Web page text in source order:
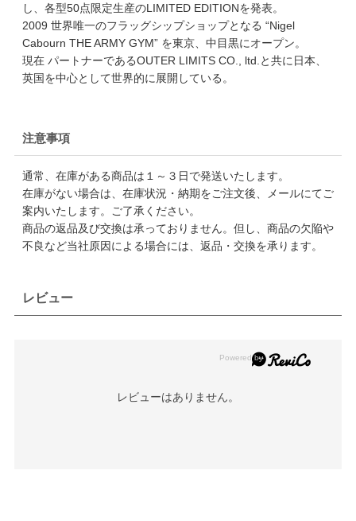
し、各型50点限定生産のLIMITED EDITIONを発表。
2009 世界唯一のフラッグシップショップとなる “Nigel
Cabourn THE ARMY GYM” を東京、中目黒にオープン。
現在 パートナーであるOUTER LIMITS CO., ltd.と共に日本、
英国を中心として世界的に展開している。
注意事項
通常、在庫がある商品は１～３日で発送いたします。
在庫がない場合は、在庫状況・納期をご注文後、メールにてご
案内いたします。ご了承ください。
商品の返品及び交換は承っておりません。但し、商品の欠陥や
不良など当社原因による場合には、返品・交換を承ります。
レビュー
レビューはありません。